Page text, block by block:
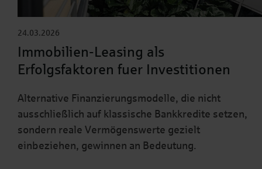
24.03.2026
Immobilien-Leasing als
Erfolgsfaktoren fuer Investitionen
Alternative Finanzierungsmodelle, die nicht
ausschließlich auf klassische Bankkredite setzen,
sondern reale Vermögenswerte gezielt
einbeziehen, gewinnen an Bedeutung.